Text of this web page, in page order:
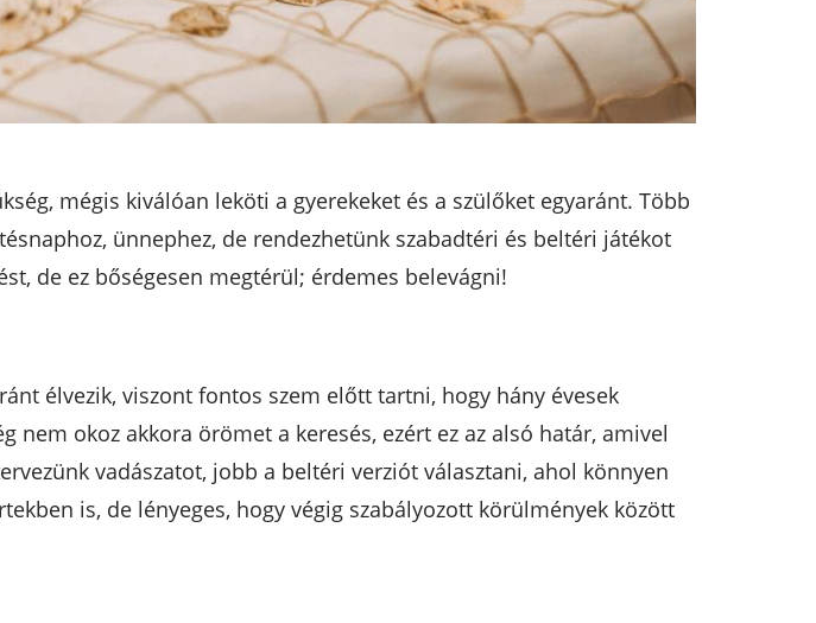
mégis kiválóan leköti a gyerekeket és a szülőket egyaránt. Több
ünnephez, de rendezhetünk szabadtéri és beltéri játékot
de ez bőségesen megtérül; érdemes belevágni!
élvezik, viszont fontos szem előtt tartni, hogy hány évesek
okoz akkora örömet a keresés, ezért ez az alsó határ, amivel
vadászatot, jobb a beltéri verziót választani, ahol könnyen
is, de lényeges, hogy végig szabályozott körülmények között